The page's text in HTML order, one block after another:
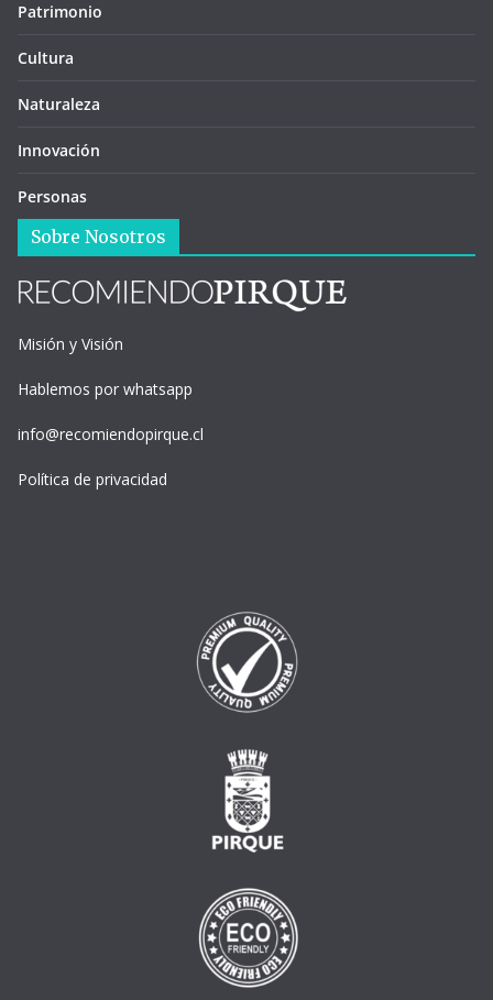
Patrimonio
Cultura
Naturaleza
Innovación
Personas
Sobre Nosotros
Misión y Visión
Hablemos por whatsapp
info@recomiendopirque.cl
Política de privacidad